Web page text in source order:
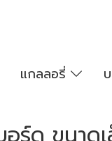
แกลลอรี่